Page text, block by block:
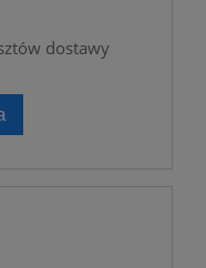
dostawy